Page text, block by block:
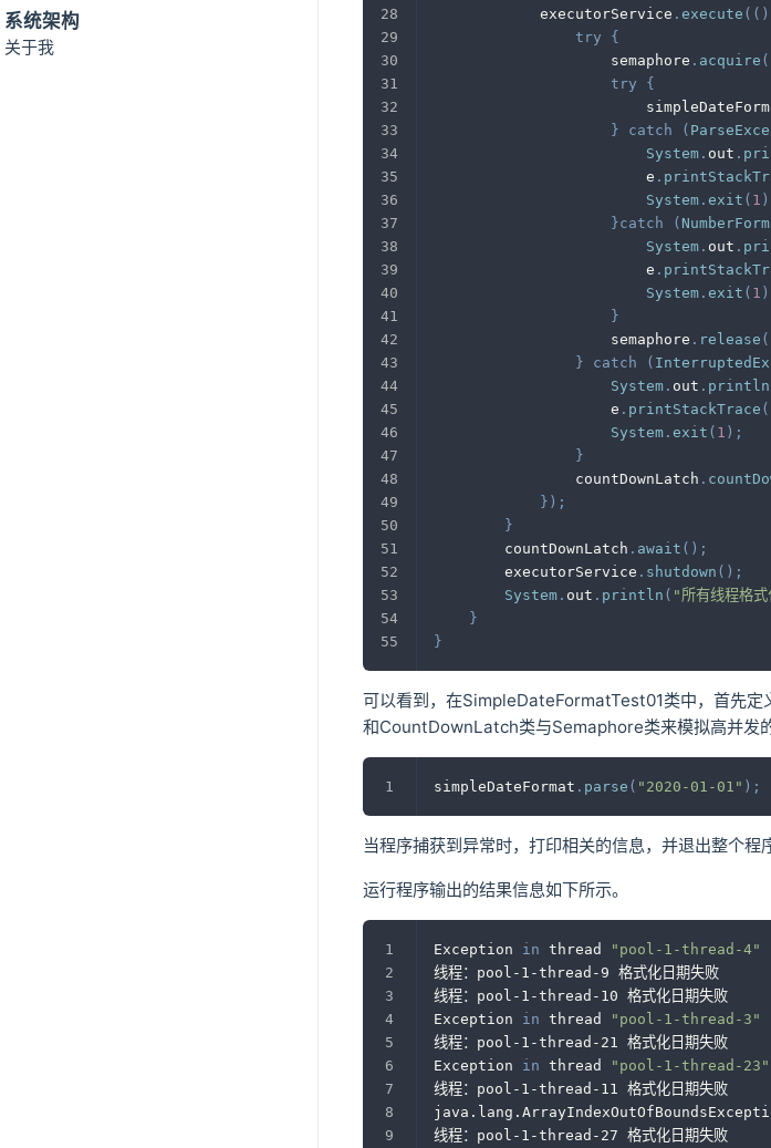
系统架构
关于我
            executorService
. execute ( ( )
try
{
                    semaphore
. acquire (
try
{
}
catch (
System . out .
                        e
.
System . exit ( 1 )
}catch (
System . out .
                        e
.
System . exit ( 1 )
}
                    semaphore
. release (
}
catch (
System . out . println
                    e
. printStackTrace (
System . exit ( 1 ) ;
}
                countDownLatch
.
} ) ;
}
        countDownLatch
. await ( ) ;
        executorService
. shutdown ( ) ;
System . out . println ( "所有线程格
}
}
可以看到，在SimpleDateFormatTest01类中，首先定
和CountDownLatch类与Semaphore类来模拟高并发
simpleDateFormat . parse ( "2020-01-01" ) ;
当程序捕获到异常时，打印相关的信息，并退出整个程
运行程序输出的结果信息如下所示。
Exception in thread "pool-1-thread-4"
线程：pool-1-thread-9 格式化日期失败
线程：pool-1-thread-10 格式化日期失败
Exception in thread "pool-1-thread-3"
线程：pool-1-thread-21 格式化日期失败
Exception in thread "pool-1-thread-23"
线程：pool-1-thread-11 格式化日期失败
线程：pool-1-thread-27 格式化日期失败